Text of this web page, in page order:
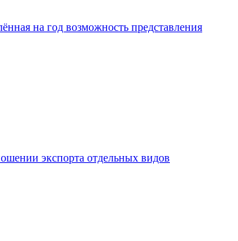
на год возможность представления
экспорта отдельных видов